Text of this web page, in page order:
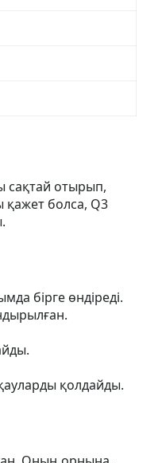
сақтай отырып,
қажет болса, Q3
бірге өндіреді.
қолдайды.